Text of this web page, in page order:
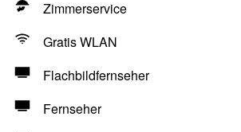
Zimmerservice
Gratis WLAN
Flachbildfernseher
Fernseher